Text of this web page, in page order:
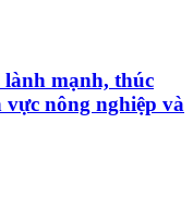
mạnh, thúc
nông nghiệp và